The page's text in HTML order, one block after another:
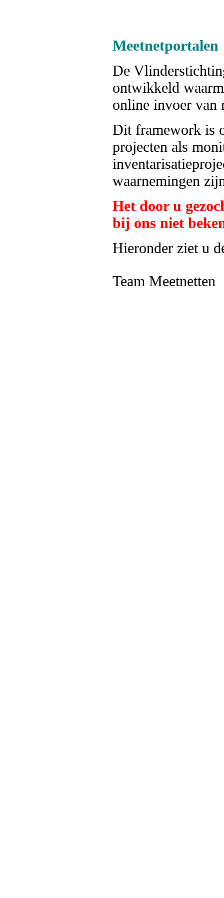
Meetnetportalen
De
ontwikkeld
online invoer van
Dit framework is
projecten als
waarnemingen
Het door u
bij ons niet
Hieronder ziet u
Team Meetnetten